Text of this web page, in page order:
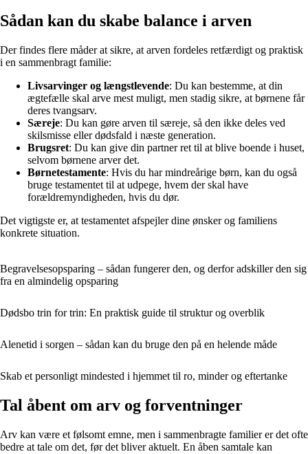
Sådan kan du skabe balance i arven
Der findes flere måder at sikre, at arven fordeles retfærdigt og praktisk
i en sammenbragt familie:
Livsarvinger og længstlevende: Du kan bestemme, at din
ægtefælle skal arve mest muligt, men stadig sikre, at børnene får
deres tvangsarv.
Særeje: Du kan gøre arven til særeje, så den ikke deles ved
skilsmisse eller dødsfald i næste generation.
Brugsret: Du kan give din partner ret til at blive boende i huset,
selvom børnene arver det.
Børnetestamente: Hvis du har mindreårige børn, kan du også
bruge testamentet til at udpege, hvem der skal have
forældremyndigheden, hvis du dør.
Det vigtigste er, at testamentet afspejler dine ønsker og familiens
konkrete situation.
Begravelsesopsparing – sådan fungerer den, og derfor adskiller den sig
fra en almindelig opsparing
Dødsbo trin for trin: En praktisk guide til struktur og overblik
Alenetid i sorgen – sådan kan du bruge den på en helende måde
Skab et personligt mindested i hjemmet til ro, minder og eftertanke
Tal åbent om arv og forventninger
Arv kan være et følsomt emne, men i sammenbragte familier er det ofte
bedre at tale om det, før det bliver aktuelt. En åben samtale kan